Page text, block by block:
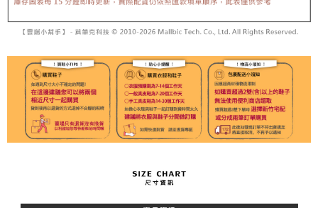
每筆NT$150，滿NT$1,800(含以上)免運費